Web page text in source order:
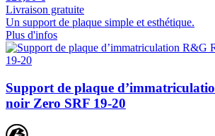
Livraison gratuite
Un support de plaque simple et esthétique.
Plus d'infos
Support de plaque
noir Zero SRF 19-20